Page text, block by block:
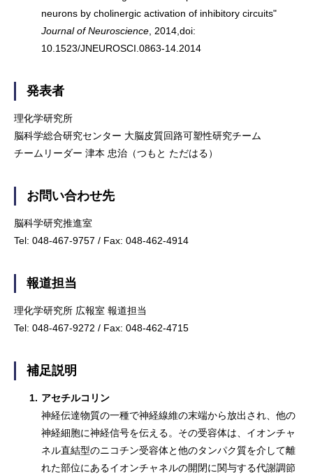
neurons by cholinergic activation of inhibitory circuits"
Journal of Neuroscience , 2014,doi:
10.1523/JNEUROSCI.0863-14.2014
発表者
理化学研究所
脳科学総合研究センター 大脳皮質回路可塑性研究チーム
チームリーダー 津本 忠治（つもと ただはる）
お問い合わせ先
脳科学研究推進室
Tel: 048-467-9757 / Fax: 048-462-4914
報道担当
理化学研究所 広報室 報道担当
Tel: 048-467-9272 / Fax: 048-462-4715
補足説明
1. アセチルコリン
神経伝達物質の一種で神経線維の末端から放出され、他の
神経細胞に神経信号を伝える。その受容体は、イオンチャ
ネル直結型のニコチン受容体と他のタンパク質を介して離
れた部位にあるイオンチャネルの開閉に関与する代謝調節